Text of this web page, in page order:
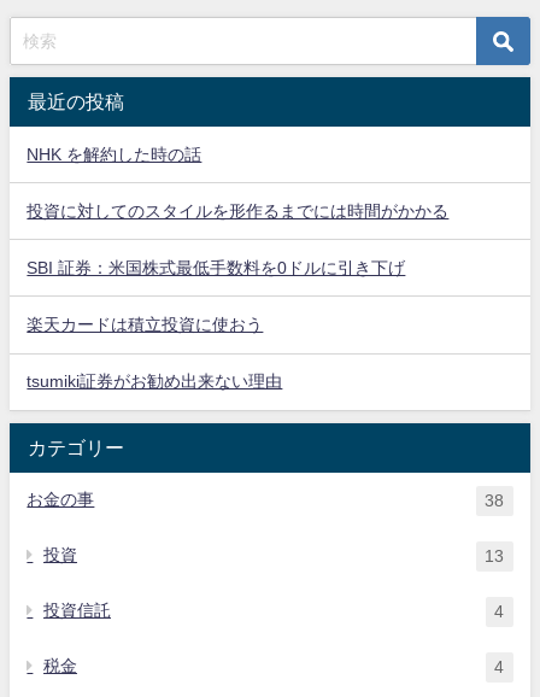
最近の投稿
NHK を解約した時の話
投資に対してのスタイルを形作るまでには時間がかかる
SBI 証券：米国株式最低手数料を0ドルに引き下げ
楽天カードは積立投資に使おう
tsumiki証券がお勧め出来ない理由
カテゴリー
お金の事 38
投資 13
投資信託 4
税金 4